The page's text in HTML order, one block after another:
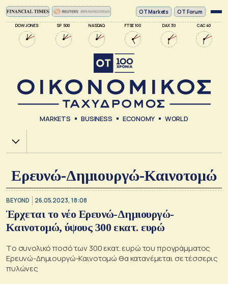
DOW JONES SP 500 NASDAQ FTSE 100 DAX 30 CAC 40
ΟΤ Markets OT Forum
MARKETS BUSINESS ECONOMY WORLD
Χ.Α.
Ερευνώ-Δημιουργώ-Καινοτομώ
BEYOND 26.05.2023, 18:08
Έρχεται το νέο Ερευνώ-Δημιουργώ-
Καινοτομώ, ύψους 300 εκατ. ευρώ
Tο συνολικό ποσό των 300 εκατ. ευρώ του προγράμματος
Ερευνώ-Δημιουργώ-Καινοτομώ θα κατανέμεται σε τέσσερις
πυλώνες